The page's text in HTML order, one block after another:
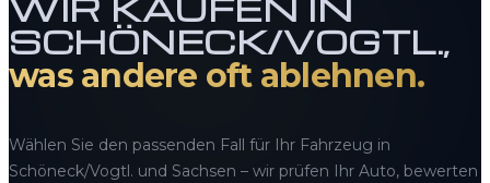
SCHÖNECK/VOGTL.,
was andere oft ablehnen.
Wählen Sie den passenden Fall für Ihr Fahrzeug in
Schöneck/Vogtl. und Sachsen – wir prüfen Ihr Auto, bewerten